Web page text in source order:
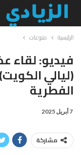
الرئيسية منوعات
فيديو: لقاء
(ليالي
الفطرية
7 أبريل 2025
مشاركة